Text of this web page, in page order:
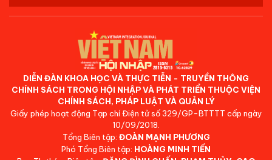
DIỄN ĐÀN KHOA HỌC VÀ THỰC TIỄN - TRUYỀN THÔNG
CHÍNH SÁCH TRONG HỘI NHẬP VÀ PHÁT TRIỂN THUỘC VIỆN
CHÍNH SÁCH, PHÁP LUẬT VÀ QUẢN LÝ
Giấy phép hoạt động Tạp chí Điện tử số 329/GP-BTTTT cấp ngày
10/09/2018.
Tổng Biên tập: ĐOÀN MẠNH PHƯƠNG
Phó Tổng Biên tập: HOÀNG MINH TIẾN